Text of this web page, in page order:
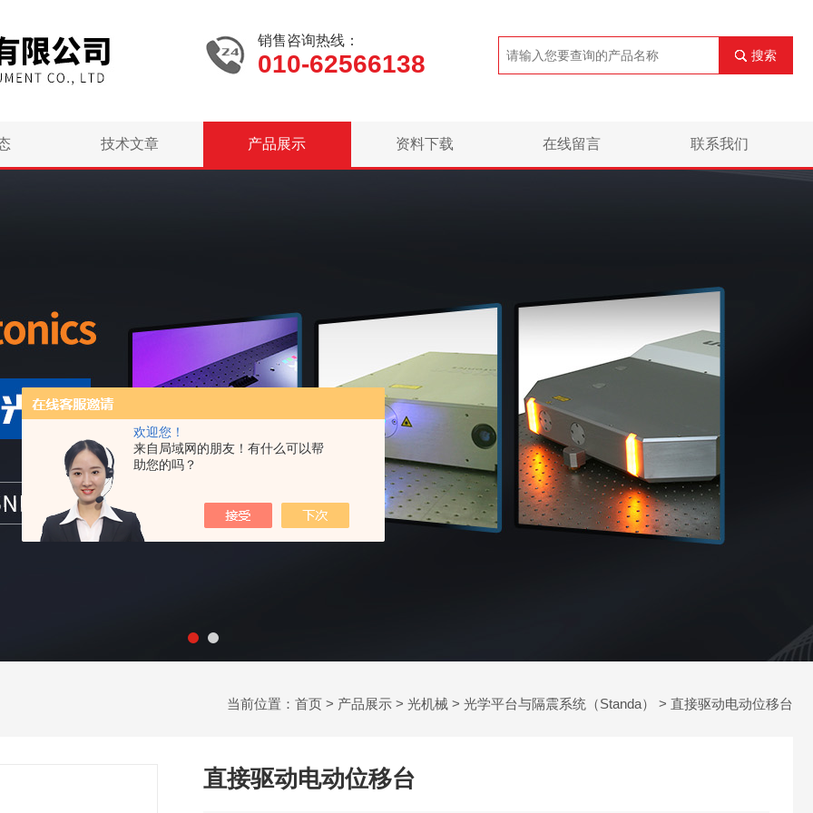
欢迎您！
来自局域网的朋友！有什么可以帮
助您的吗？
销售咨询热线：
010-62566138 搜索
技术文章 产品展示 资料下载 在线留言 联系我们
当前位置： 首页 > 产品展示 > 光机械 > 光学平台与隔震系统（Standa） > 直接驱动电动位移台
直接驱动电动位移台